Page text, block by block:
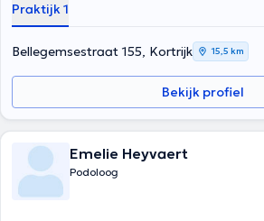
Praktijk 1
Bellegemsestraat 155, Kortrijk 15,5 km
Bekijk profiel
Emelie Heyvaert
Podoloog